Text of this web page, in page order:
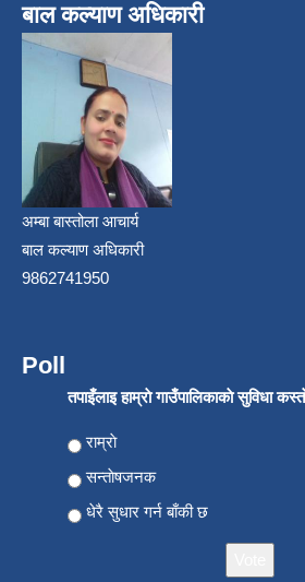
बाल कल्याण अधिकारी
अम्बा बास्तोला आचार्य
बाल कल्याण अधिकारी
9862741950
Poll
तपाइँलाइ हाम्राे गाउँपालिकाकाे सुविधा
Choices
राम्राे
सन्ताेषजनक
धेरै सुधार गर्न बाँकी छ